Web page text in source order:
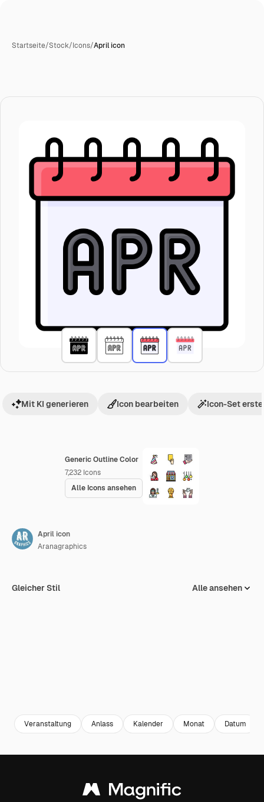
Startseite/Stock/Icons/April icon
Generic Outline Color
7,232 Icons
Alle Icons ansehen
Mit KI generieren Icon bearbeiten Icon-Set
April icon
Aranagraphics
Gleicher Stil Alle ansehen
Veranstaltung Anlass Kalender Monat Datum